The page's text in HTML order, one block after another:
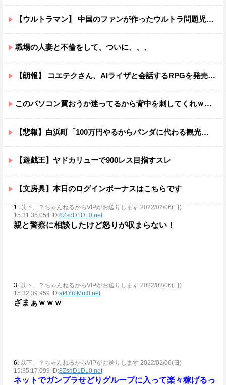
【ウルトラマン】 中国のファンが作ったウルトラ問題児一覧ｗｗｗｗｗ
職場の人妻と不倫をして、ついに、、、
【朗報】 コエテクさん、AIライザと会話するRPGを発売ｗｗｗｗｗｗｗｗｗｗｗｗ
このパソコン買おうか迷ってるから背中を刺してくれｗｗｗ
【悲報】白浜町「100万円やるからパンダに代わる観光資源考えてくれ」
【遊戯王】ヤドカリューで900レス目指すスレ
【文房具】本日のログインボーナスはこちらです
1: 以下、？ちゃんねるからVIPがお送りします 2022/02/06(日)
15:31:35.054 ID:8ZsdD1DL0.net
親と警察に相談したけど怒りが収まらない！
3: 以下、？ちゃんねるからVIPがお送りします 2022/02/06(日)
15:32:39.959 ID:at4YmMuI0.net
ざまぁｗｗｗ
6: 以下、？ちゃんねるからVIPがお送りします 2022/02/06(日)
15:35:17.099 ID:8ZsdD1DL0.net
ネットでガンプラせどりグループに入って楽々稼げるっ